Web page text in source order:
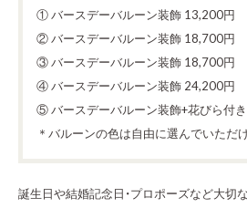
① バースデーバルーン装飾 13,200円
② バースデーバルーン装飾 18,700円
③ バースデーバルーン装飾 18,700円
④ バースデーバルーン装飾 24,200円
⑤ バースデーバルーン装飾+花びら付
＊バルーンの色は自由に選んでいただけ
誕生日や結婚記念日・プロポーズなど大切